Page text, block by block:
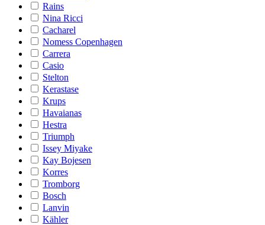
Rains
Nina Ricci
Cacharel
Nomess Copenhagen
Carrera
Casio
Stelton
Kerastase
Krups
Havaianas
Hestra
Triumph
Issey Miyake
Kay Bojesen
Korres
Tromborg
Bosch
Lanvin
Kähler